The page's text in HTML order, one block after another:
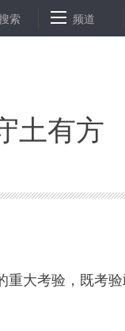
者 甘肃开行首趟“
索 频道
土有方
大考验，既考